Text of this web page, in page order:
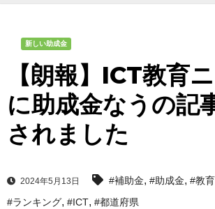
新しい助成金
【朗報】ICT教育
に助成金なうの記
されました
2024年5月13日 #補助金, #助成金, #教育
#ランキング, #ICT, #都道府県